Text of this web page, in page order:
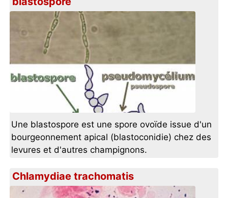
Une blastospore est une spore ovoïde issue d'un
bourgeonnement apical (blastoconidie) chez des
levures et d'autres champignons.
Chlamydiae trachomatis